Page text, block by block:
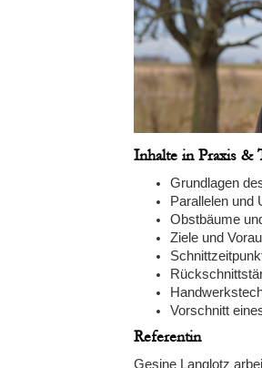
Inhalte in Praxis &
Grundlagen
Parallelen und
Obstbäume
Ziele und
Vorschnitt
Referentin
Gesine Langlotz